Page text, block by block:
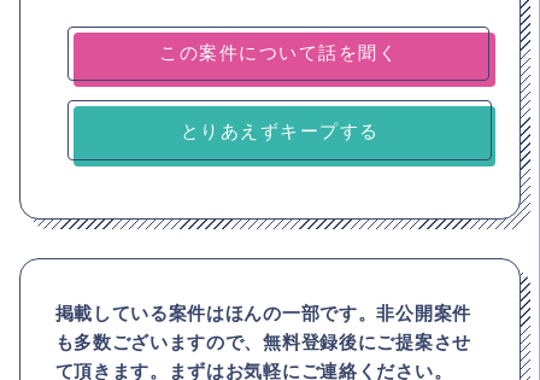
とりあえずキープする
掲載している案件はほんの一部です。非公開案件
も多数ございますので、無料登録後にご提案させ
て頂きます。まずはお気軽にご連絡ください。